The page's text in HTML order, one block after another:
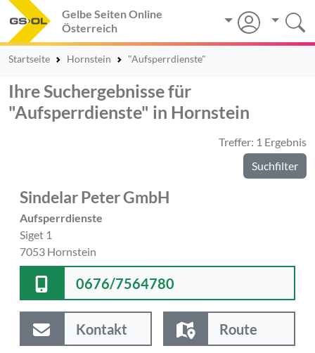
Gelbe Seiten Online
Österreich
Startseite Hornstein "Aufsperrdienste"
Ihre Suchergebnisse für
"Aufsperrdienste" in Hornstein
Treffer: 1 Ergebnis
Suchfilter
Sindelar Peter GmbH
Aufsperrdienste
Siget 1
7053 Hornstein
0676/7564780
Kontakt Route